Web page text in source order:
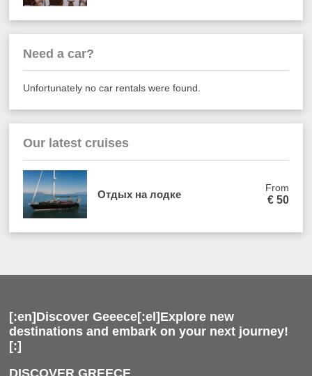
Need a car?
Unfortunately no car rentals were found.
Our latest cruises
Отдых на лодке
From
€ 50
[:en]Discover Geeece[:el]Explore new
destinations and embark on your next journey!
[:]